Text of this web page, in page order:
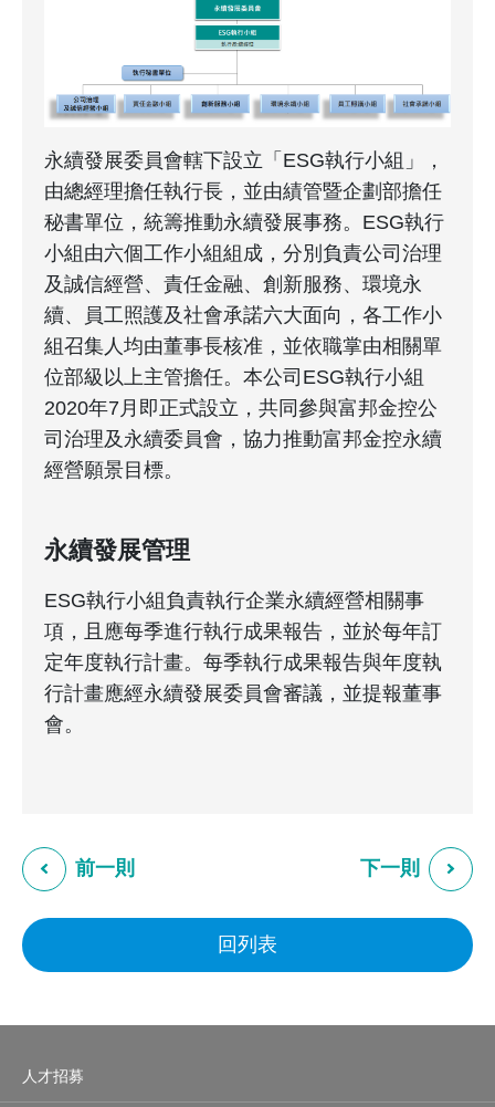
永續發展委員會轄下設立「ESG執行小組」，
由總經理擔任執行長，並由績管暨企劃部擔任
秘書單位，統籌推動永續發展事務。ESG執行
小組由六個工作小組組成，分別負責公司治理
及誠信經營、責任金融、創新服務、環境永
續、員工照護及社會承諾六大面向，各工作小
組召集人均由董事長核准，並依職掌由相關單
位部級以上主管擔任。本公司ESG執行小組
2020年7月即正式設立，共同參與富邦金控公
司治理及永續委員會，協力推動富邦金控永續
經營願景目標。
永續發展管理
ESG執行小組負責執行企業永續經營相關事
項，且應每季進行執行成果報告，並於每年訂
定年度執行計畫。每季執行成果報告與年度執
行計畫應經永續發展委員會審議，並提報董事
會。
前一則 下一則
回列表
人才招募